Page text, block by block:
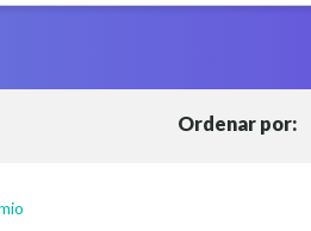
Ordenar por: